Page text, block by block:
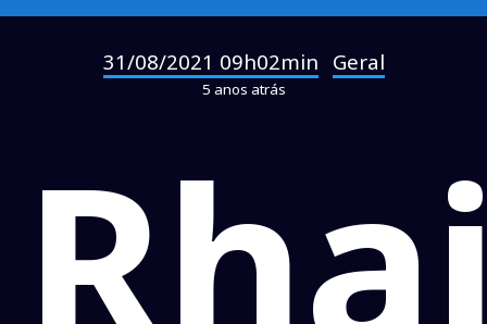
31/08/2021 09h02min Geral
5 anos atrás